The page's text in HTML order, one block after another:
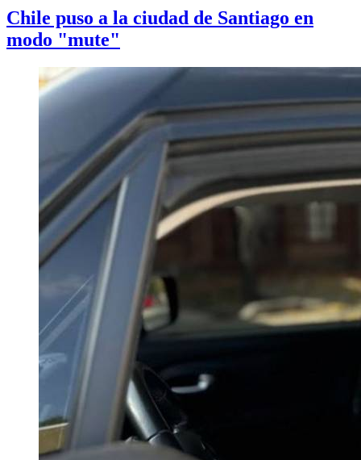
Chile puso a la ciudad de Santiago en
modo "mute"